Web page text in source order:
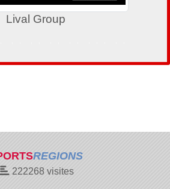
REGIONS
222268 visites